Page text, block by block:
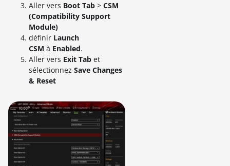
Aller vers Boot Tab > CSM
(Compatibility Support
Module)
définir Launch
CSM à Enabled.
Aller vers Exit Tab et
sélectionnez Save Changes
& Reset